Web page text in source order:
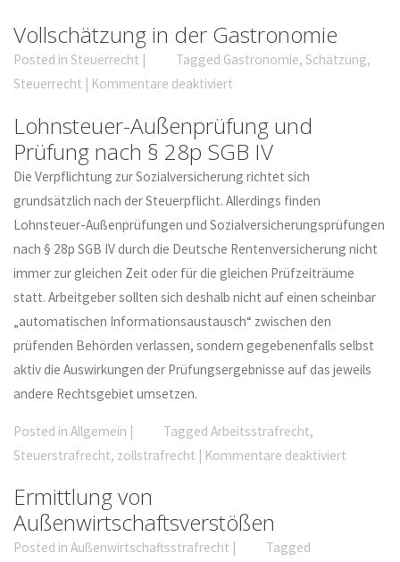
Vollschätzung in der Gastronomie
Posted in Steuerrecht Tagged Gastronomie, Schätzung,
Steuerrecht
Kommentare deaktiviert
Lohnsteuer-Außenprüfung und
Prüfung nach § 28p SGB IV
Die Verpflichtung zur Sozialversicherung richtet sich
grundsätzlich nach der Steuerpflicht. Allerdings finden
Lohnsteuer-Außenprüfungen und Sozialversicherungsprüfungen
nach § 28p SGB IV durch die Deutsche Rentenversicherung nicht
immer zur gleichen Zeit oder für die gleichen Prüfzeiträume
statt. Arbeitgeber sollten sich deshalb nicht auf einen scheinbar
„automatischen Informationsaustausch“ zwischen den
prüfenden Behörden verlassen, sondern gegebenenfalls selbst
aktiv die Auswirkungen der Prüfungsergebnisse auf das jeweils
andere Rechtsgebiet umsetzen.
Posted in Allgemein | Tagged Arbeitsstrafrecht,
Steuerstrafrecht, zollstrafrecht | Kommentare deaktiviert
Ermittlung von
Außenwirtschaftsverstößen
Posted in Außenwirtschaftsstrafrecht
Tagged